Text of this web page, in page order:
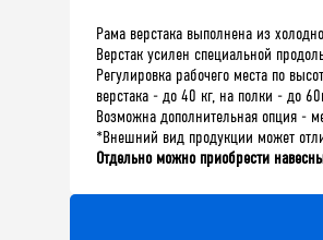
Рама верстака выполнена из
Верстак усилен специальной
Регулировка рабочего места по
верстака - до 40 кг, на полки - до
Возможна дополнительная опция -
*Внешний вид продукции может
Отдельно можно приобрести